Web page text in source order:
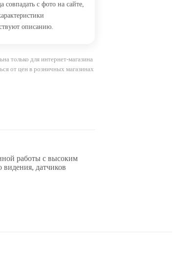
совпадать с фото на сайте,
описанию.
только для интернет-магазина
от цен в розничных магазинах
работы с высоким
видения, датчиков